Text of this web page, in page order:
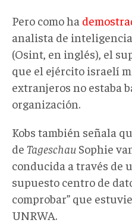
Pero como ha
analista de
(Osint, en inglés), el
que el ejército israelí
extranjeros no estaba
organización.
Kobs también señala
de Tageschau Sophie
conducida a través de
supuesto centro de
comprobar” que
UNRWA.